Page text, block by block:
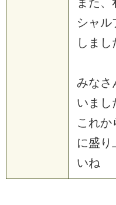
シャル
しまし
みなさ
いまし
これか
に盛り
いね